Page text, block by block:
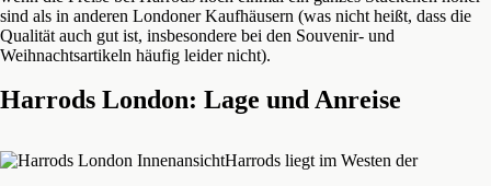
sind als in anderen Londoner Kaufhäusern (was nicht heißt, dass die
Qualität auch gut ist, insbesondere bei den Souvenir- und
Weihnachtsartikeln häufig leider nicht).
Harrods London: Lage und Anreise
Harrods liegt im Westen der